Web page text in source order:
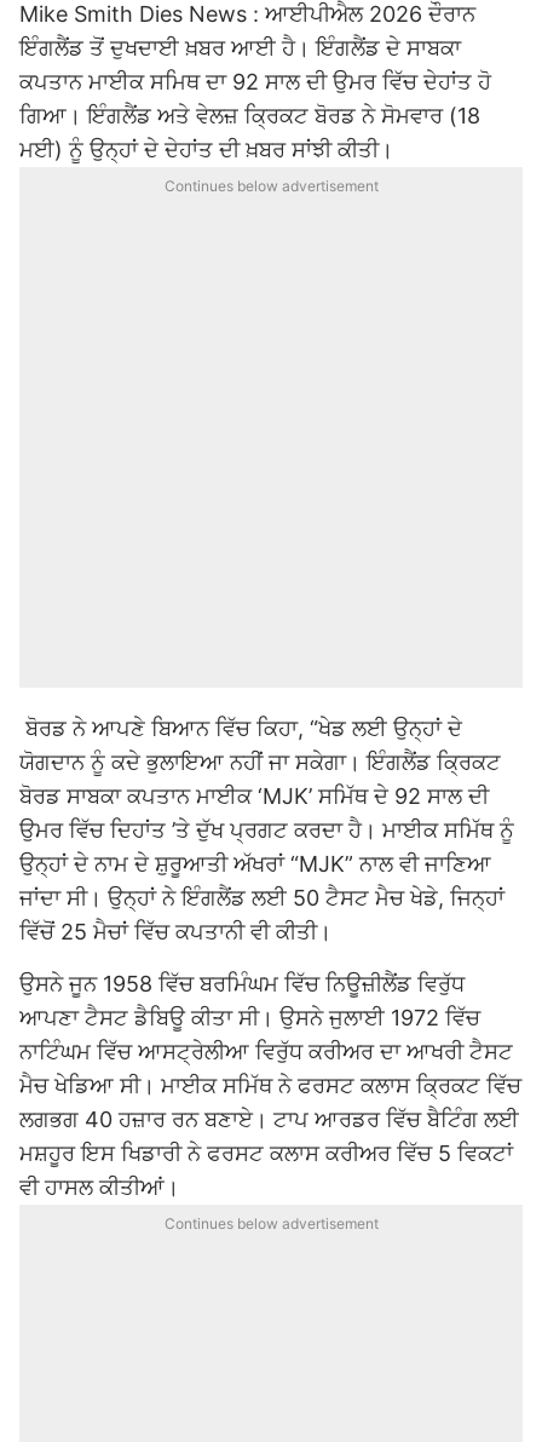
Mike Smith Dies News : ਆਈਪੀਐਲ 2026 ਦੌਰਾਨ
ਇੰਗਲੈਂਡ ਤੋਂ ਦੁਖਦਾਈ ਖ਼ਬਰ ਆਈ ਹੈ। ਇੰਗਲੈਂਡ ਦੇ ਸਾਬਕਾ
ਕਪਤਾਨ ਮਾਈਕ ਸਮਿਥ ਦਾ 92 ਸਾਲ ਦੀ ਉਮਰ ਵਿੱਚ ਦੇਹਾਂਤ ਹੋ
ਗਿਆ। ਇੰਗਲੈਂਡ ਅਤੇ ਵੇਲਜ਼ ਕ੍ਰਿਕਟ ਬੋਰਡ ਨੇ ਸੋਮਵਾਰ (18
ਮਈ) ਨੂੰ ਉਨ੍ਹਾਂ ਦੇ ਦੇਹਾਂਤ ਦੀ ਖ਼ਬਰ ਸਾਂਝੀ ਕੀਤੀ।
Continues below advertisement
ਬੋਰਡ ਨੇ ਆਪਣੇ ਬਿਆਨ ਵਿੱਚ ਕਿਹਾ, “ਖੇਡ ਲਈ ਉਨ੍ਹਾਂ ਦੇ
ਯੋਗਦਾਨ ਨੂੰ ਕਦੇ ਭੁਲਾਇਆ ਨਹੀਂ ਜਾ ਸਕੇਗਾ। ਇੰਗਲੈਂਡ ਕ੍ਰਿਕਟ
ਬੋਰਡ ਸਾਬਕਾ ਕਪਤਾਨ ਮਾਈਕ ‘MJK’ ਸਮਿੱਥ ਦੇ 92 ਸਾਲ ਦੀ
ਉਮਰ ਵਿੱਚ ਦਿਹਾਂਤ ’ਤੇ ਦੁੱਖ ਪ੍ਰਗਟ ਕਰਦਾ ਹੈ। ਮਾਈਕ ਸਮਿੱਥ ਨੂੰ
ਉਨ੍ਹਾਂ ਦੇ ਨਾਮ ਦੇ ਸ਼ੁਰੂਆਤੀ ਅੱਖਰਾਂ “MJK” ਨਾਲ ਵੀ ਜਾਣਿਆ
ਜਾਂਦਾ ਸੀ। ਉਨ੍ਹਾਂ ਨੇ ਇੰਗਲੈਂਡ ਲਈ 50 ਟੈਸਟ ਮੈਚ ਖੇਡੇ, ਜਿਨ੍ਹਾਂ
ਵਿੱਚੋਂ 25 ਮੈਚਾਂ ਵਿੱਚ ਕਪਤਾਨੀ ਵੀ ਕੀਤੀ।
ਉਸਨੇ ਜੂਨ 1958 ਵਿੱਚ ਬਰਮਿੰਘਮ ਵਿੱਚ ਨਿਊਜ਼ੀਲੈਂਡ ਵਿਰੁੱਧ
ਆਪਣਾ ਟੈਸਟ ਡੈਬਿਊ ਕੀਤਾ ਸੀ। ਉਸਨੇ ਜੁਲਾਈ 1972 ਵਿੱਚ
ਨਾਟਿੰਘਮ ਵਿੱਚ ਆਸਟ੍ਰੇਲੀਆ ਵਿਰੁੱਧ ਕਰੀਅਰ ਦਾ ਆਖਰੀ ਟੈਸਟ
ਮੈਚ ਖੇਡਿਆ ਸੀ। ਮਾਈਕ ਸਮਿੱਥ ਨੇ ਫਰਸਟ ਕਲਾਸ ਕ੍ਰਿਕਟ ਵਿੱਚ
ਲਗਭਗ 40 ਹਜ਼ਾਰ ਰਨ ਬਣਾਏ। ਟਾਪ ਆਰਡਰ ਵਿੱਚ ਬੈਟਿੰਗ ਲਈ
ਮਸ਼ਹੂਰ ਇਸ ਖਿਡਾਰੀ ਨੇ ਫਰਸਟ ਕਲਾਸ ਕਰੀਅਰ ਵਿੱਚ 5 ਵਿਕਟਾਂ
ਵੀ ਹਾਸਲ ਕੀਤੀਆਂ।
Continues below advertisement